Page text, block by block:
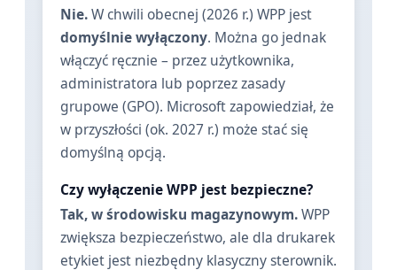
Nie.W chwili obecnej (2026 r.) WPP jest
domyślnie wyłączony. Można go jednak
włączyć ręcznie – przez użytkownika,
administratora lub poprzez zasady
grupowe (GPO). Microsoft zapowiedział, że
w przyszłości (ok. 2027 r.) może stać się
domyślną opcją.
Czy wyłączenie WPP jest bezpieczne?
Tak, w środowisku magazynowym.WPP
zwiększa bezpieczeństwo, ale dla drukarek
etykiet jest niezbędny klasyczny sterownik.